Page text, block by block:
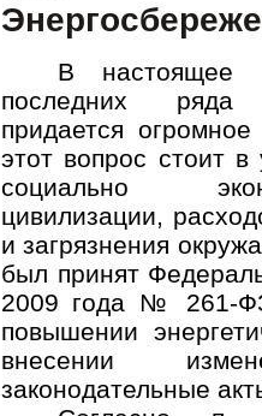
В настоящее
последних ряда
придается
этот вопрос стоит в
социально
цивилизации,
и загрязнения
был принят
2009 года № 261-
повышении
внесении
законодательные